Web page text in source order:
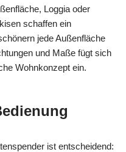
Loggia oder
schaffen ein
jede Außenfläche
und Maße fügt sich
Wohnkonzept ein.
ist entscheidend: